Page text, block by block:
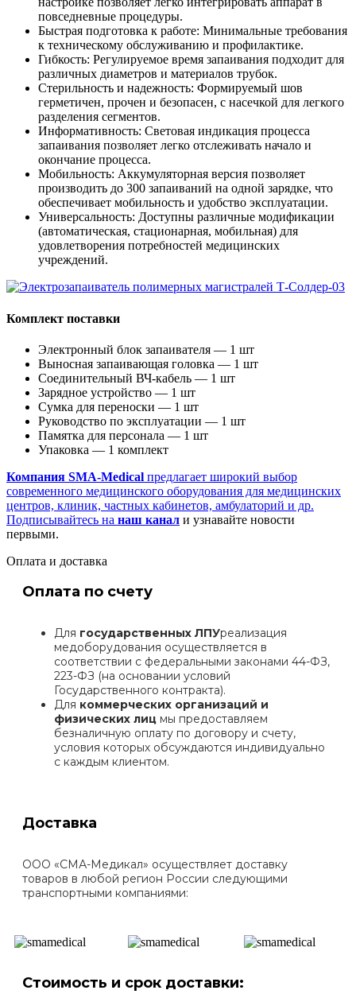
повседневные процедуры.
Быстрая подготовка к работе: Минимальные требования
к техническому обслуживанию и профилактике.
Гибкость: Регулируемое время запаивания подходит для
различных диаметров и материалов трубок.
Стерильность и надежность: Формируемый шов
герметичен, прочен и безопасен, с насечкой для легкого
разделения сегментов.
Информативность: Световая индикация процесса
запаивания позволяет легко отслеживать начало и
окончание процесса.
Мобильность: Аккумуляторная версия позволяет
производить до 300 запаиваний на одной зарядке, что
обеспечивает мобильность и удобство эксплуатации.
Универсальность: Доступны различные модификации
(автоматическая, стационарная, мобильная) для
удовлетворения потребностей медицинских
учреждений.
Комплект поставки
Электронный блок запаивателя — 1 шт
Выносная запаивающая головка — 1 шт
Соединительный ВЧ-кабель — 1 шт
Зарядное устройство — 1 шт
Сумка для переноски — 1 шт
Руководство по эксплуатации — 1 шт
Памятка для персонала — 1 шт
Упаковка — 1 комплект
Компания SMA-Medical предлагает широкий выбор
современного медицинского оборудования для медицинских
центров, клиник, частных кабинетов, амбулаторий и др.
Подписывайтесь на наш канал и узнавайте новости
первыми.
Оплата и доставка
Оплата по счету
Для государственных ЛПУреализация
медоборудования осуществляется в
соответствии с федеральными законами 44-ФЗ,
223-ФЗ (на основании условий
Государственного контракта).
Для коммерческих организаций и
физических лиц мы предоставляем
безналичную оплату по договору и счету,
условия которых обсуждаются индивидуально
с каждым клиентом.
Доставка
ООО «СМА-Медикал» осуществляет доставку
товаров в любой регион России следующими
транспортными компаниями:
Стоимость и срок доставки: